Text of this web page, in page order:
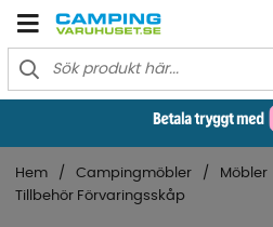
Hem Campingmöbler Möbler
Tillbehör Förvaringsskåp